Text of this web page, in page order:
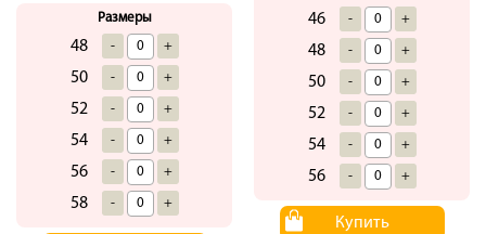
Размеры
48 - +
50 - +
52 - +
54 - +
56 - +
58 - +
46 - +
48 - +
50 - +
52 - +
54 - +
56 - +
Купить